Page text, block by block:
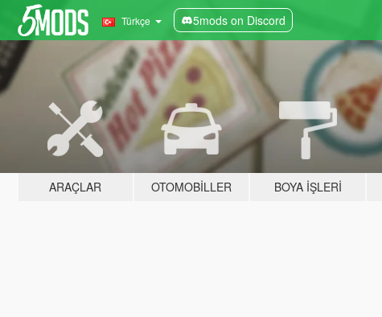
Türkçe 5mods on Discord
ARAÇLAR OTOMOBILLER BOYA İŞLERI